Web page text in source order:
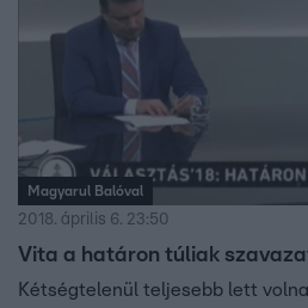
Magyarul Balóval
2018. április 6. 23:50
Vita a határon túliak
Kétségtelenül teljesebb lett